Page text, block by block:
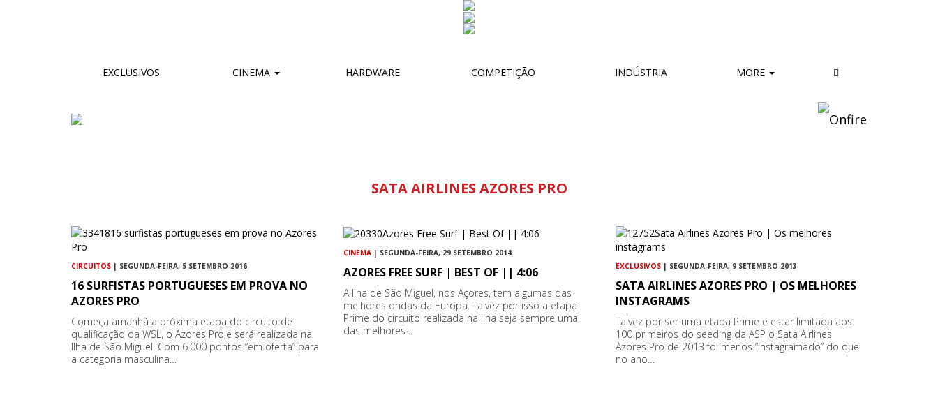
EXCLUSIVOS CINEMA HARDWARE COMPETIÇÃO INDÚSTRIA MORE
SATA AIRLINES AZORES PRO
CIRCUITOS | SEGUNDA-FEIRA, 5 SETEMBRO 2016
16 SURFISTAS PORTUGUESES EM PROVA NO
AZORES PRO
Começa amanhã a próxima etapa do circuito de
qualificação da WSL, o Azores Pro,e será realizada na
Ilha de São Miguel. Com 6.000 pontos “em oferta” para
a categoria masculina…
CINEMA | SEGUNDA-FEIRA, 29 SETEMBRO 2014
AZORES FREE SURF | BEST OF || 4:06
A Ilha de São Miguel, nos Açores, tem algumas das
melhores ondas da Europa. Talvez por isso a etapa
Prime do circuito realizada na ilha seja sempre uma
das melhores…
EXCLUSIVOS | SEGUNDA-FEIRA, 9 SETEMBRO 2013
SATA AIRLINES AZORES PRO | OS MELHORES
INSTAGRAMS
Talvez por ser uma etapa Prime e estar limitada aos
100 primeiros do seeding da ASP o Sata Airlines
Azores Pro de 2013 foi menos “instagramado” do que
no ano…